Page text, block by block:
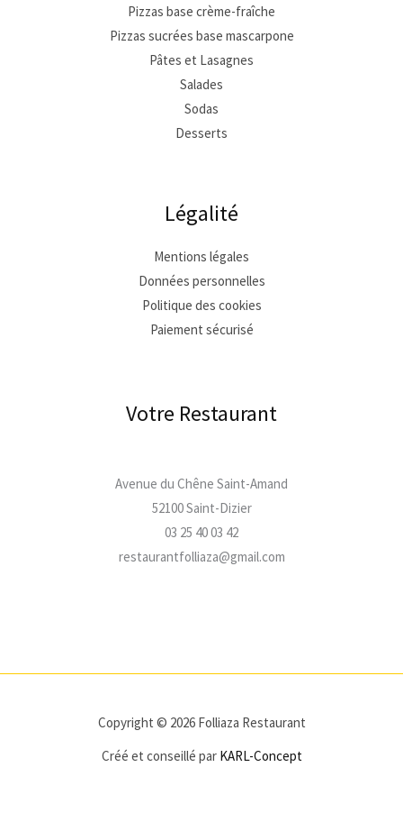
Pizzas base crème-fraîche
Pizzas sucrées base mascarpone
Pâtes et Lasagnes
Salades
Sodas
Desserts
Légalité
Mentions légales
Données personnelles
Politique des cookies
Paiement sécurisé
Votre Restaurant
Avenue du Chêne Saint-Amand
52100 Saint-Dizier
03 25 40 03 42
restaurantfolliaza@gmail.com
Copyright © 2026 Folliaza Restaurant
Créé et conseillé par KARL-Concept